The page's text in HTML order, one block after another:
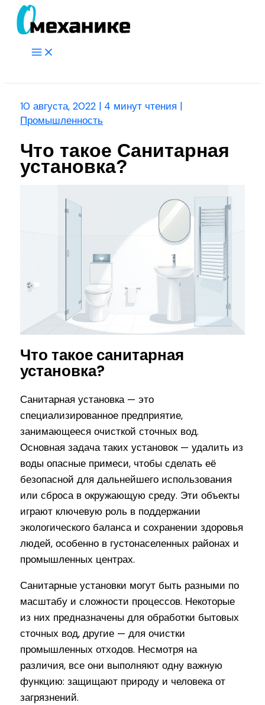
Перейти
Main
10 августа, 2022 | 4 минут чтения |
Промышленность
Что такое Санитарная
установка?
Что такое санитарная
установка?
Санитарная установка — это
специализированное предприятие,
занимающееся очисткой сточных вод.
Основная задача таких установок — удалить из
воды опасные примеси, чтобы сделать её
безопасной для дальнейшего использования
или сброса в окружающую среду. Эти объекты
играют ключевую роль в поддержании
экологического баланса и сохранении здоровья
людей, особенно в густонаселенных районах и
промышленных центрах.
Санитарные установки могут быть разными по
масштабу и сложности процессов. Некоторые
из них предназначены для обработки бытовых
сточных вод, другие — для очистки
промышленных отходов. Несмотря на
различия, все они выполняют одну важную
функцию: защищают природу и человека от
загрязнений.